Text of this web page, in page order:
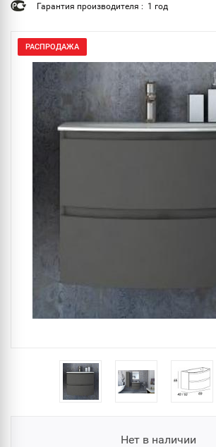
Гарантия производителя : 1 год
РАСПРОДАЖА
Нет в наличии